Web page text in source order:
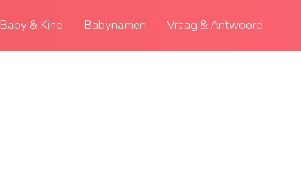
Baby & Kind Babynamen Vraag & Antwoord